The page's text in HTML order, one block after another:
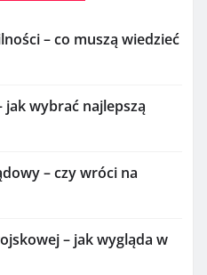
– co muszą wiedzieć
jak wybrać najlepszą
– czy wróci na
– jak wygląda w